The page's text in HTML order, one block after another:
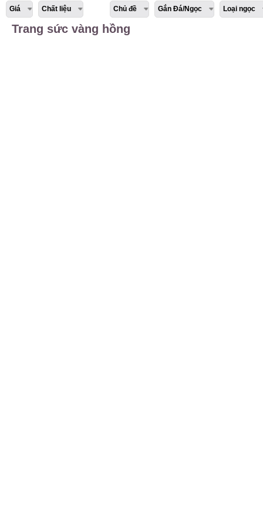
Giá Chất liệu Chủ đề Gắn Đá/Ngọc Loại ngọc
Trang sức vàng hồng